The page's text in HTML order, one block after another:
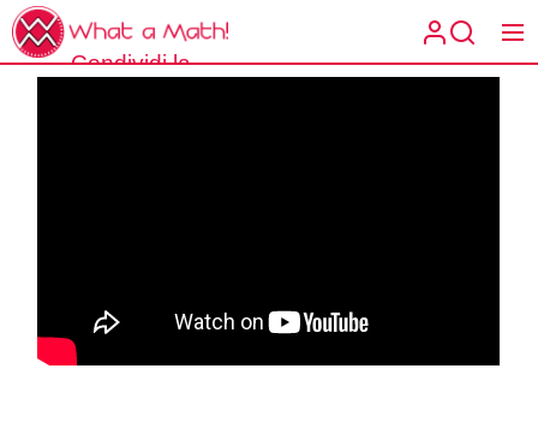
Skip
to
the
What
Math!
What a
Condividi la